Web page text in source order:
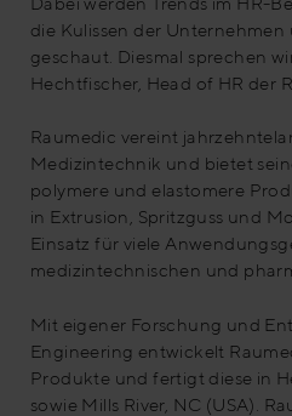
die Kulissen der
geschaut. Diesmal sprechen
Hechtfischer, Head of HR der
Raumedic vereint
Medizintechnik und bietet
polymere und elastomere
in Extrusion, Spritzguss und
Einsatz für viele
medizintechnischen und
Mit eigener Forschung und
Engineering entwickelt
Produkte und fertigt diese in
sowie Mills River, NC (USA).